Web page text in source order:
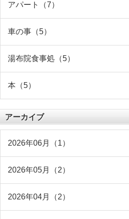
アパート（7）
車の事（5）
湯布院食事処（5）
本（5）
アーカイブ
2026年06月（1）
2026年05月（2）
2026年04月（2）